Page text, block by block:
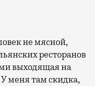
не мясной,
ресторанов
выходящая на
меня там скидка,